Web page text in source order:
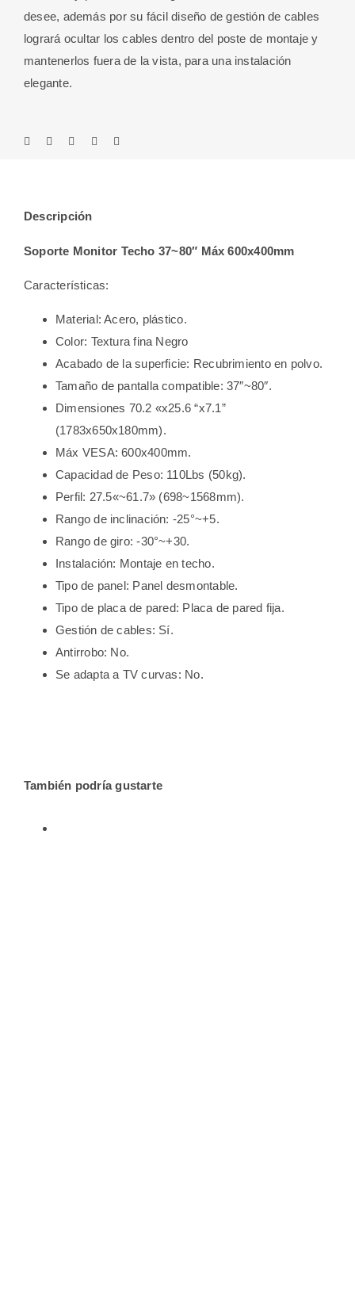
desee, además por su fácil diseño de gestión de cables
logrará ocultar los cables dentro del poste de montaje y
mantenerlos fuera de la vista, para una instalación
elegante.
Descripción
Soporte Monitor Techo 37~80″ Máx 600x400mm
Características:
Material: Acero, plástico.
Color: Textura fina Negro
Acabado de la superficie: Recubrimiento en polvo.
Tamaño de pantalla compatible: 37″~80″.
Dimensiones 70.2 «x25.6 “x7.1”
(1783x650x180mm).
Máx VESA: 600x400mm.
Capacidad de Peso: 110Lbs (50kg).
Perfil: 27.5«~61.7» (698~1568mm).
Rango de inclinación: -25°~+5.
Rango de giro: -30°~+30.
Instalación: Montaje en techo.
Tipo de panel: Panel desmontable.
Tipo de placa de pared: Placa de pared fija.
Gestión de cables: Sí.
Antirrobo: No.
Se adapta a TV curvas: No.
También podría gustarte